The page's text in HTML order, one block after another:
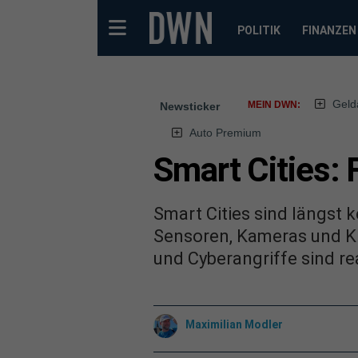
POLITIK FINANZEN
Newsticker MEIN DWN:
Auto Premium
Smart Cities:
Smart Cities sind längst
Sensoren, Kameras und
und Cyberangriffe sind
Maximilian Modler